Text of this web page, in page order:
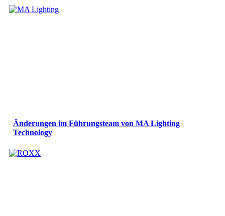
Änderungen im Führungsteam von MA Lighting
Technology